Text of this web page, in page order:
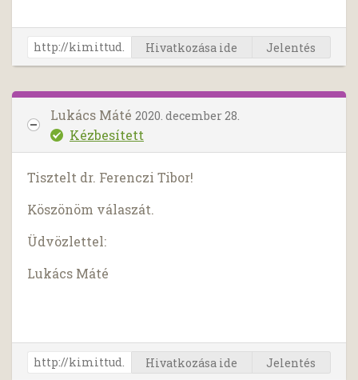
Hivatkozása ide Jelentés
Lukács Máté 2020. december 28.
Kézbesített
Tisztelt dr. Ferenczi Tibor!
Köszönöm válaszát.
Üdvözlettel:
Lukács Máté
Hivatkozása ide Jelentés